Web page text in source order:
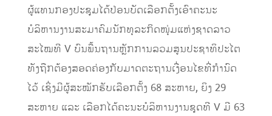
ຜູ້ແທນກອງປະຊຸມໄດ້ປ່ອນບັດເລືອກຕັ້ງເອົາຄະນະ
ບໍລິຫານງານສະມາຄົມນັກທຸລະກິດໜຸ່ມແຫ່ງຊາດລາວ
ສະໄໝທີ V ບົນພື້ນຖານຫຼັກການລວມສູນປະຊາທິປະໄຕ
ທັງຖືກຕ້ອງສອດຄ່ອງກັບມາດຕະຖານເງື່ອນໄຂທີ່ກໍານົດ
ໄວ້ ເຊິ່ງມີຜູ້ສະໝັກຮັບເລືອກຕັ້ງ 68 ສະຫາຍ, ຍິງ 29
ສະຫາຍ ແລະ ເລືອກໄດ້ຄະນະບໍລິຫານງານຊຸດທີ V ມີ 63